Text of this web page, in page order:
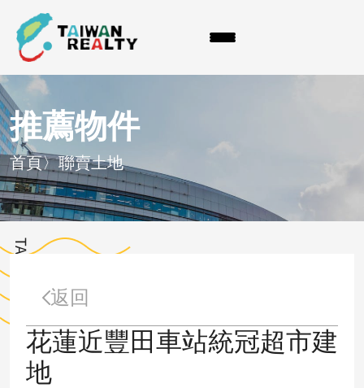
推薦物件
首頁〉聯賣土地
返回
花蓮近豐田車站統冠超市建
地